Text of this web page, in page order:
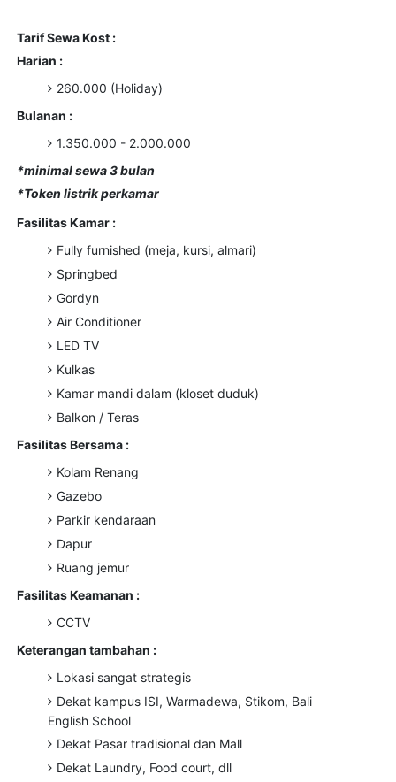
Tarif Sewa Kost :
Harian :
260.000 (Holiday)
Bulanan :
1.350.000 - 2.000.000
*minimal sewa 3 bulan
*Token listrik perkamar
Fasilitas Kamar :
Fully furnished (meja, kursi, almari)
Springbed
Gordyn
Air Conditioner
LED TV
Kulkas
Kamar mandi dalam (kloset duduk)
Balkon / Teras
Fasilitas Bersama :
Kolam Renang
Gazebo
Parkir kendaraan
Dapur
Ruang jemur
Fasilitas Keamanan :
CCTV
Keterangan tambahan :
Lokasi sangat strategis
Dekat kampus ISI, Warmadewa, Stikom, Bali
English School
Dekat Pasar tradisional dan Mall
Dekat Laundry, Food court, dll